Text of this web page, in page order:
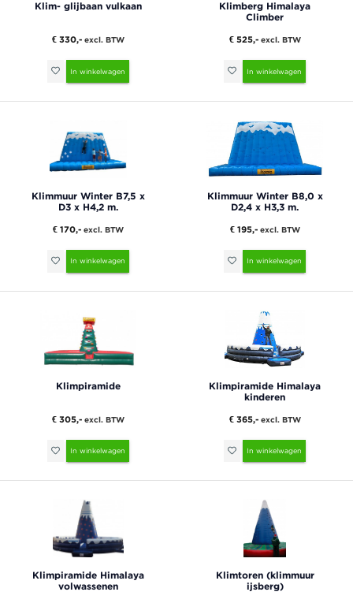
Klim- glijbaan vulkaan
€ 330,- excl. BTW
In winkelwagen
Klimberg Himalaya
Climber
€ 525,- excl. BTW
In winkelwagen
Klimmuur Winter B7,5 x
D3 x H4,2 m.
€ 170,- excl. BTW
In winkelwagen
Klimmuur Winter B8,0 x
D2,4 x H3,3 m.
€ 195,- excl. BTW
In winkelwagen
Klimpiramide
€ 305,- excl. BTW
In winkelwagen
Klimpiramide Himalaya
kinderen
€ 365,- excl. BTW
In winkelwagen
Klimpiramide Himalaya
volwassenen
Klimtoren (klimmuur
ijsberg)